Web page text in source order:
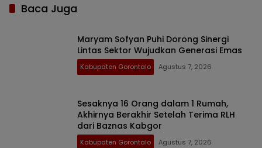
Baca Juga
Maryam Sofyan Puhi Dorong Sinergi
Lintas Sektor Wujudkan Generasi Emas
Kabupaten Gorontalo Agustus 7, 2026
Sesaknya 16 Orang dalam 1 Rumah,
Akhirnya Berakhir Setelah Terima RLH
dari Baznas Kabgor
Kabupaten Gorontalo Agustus 7, 2026